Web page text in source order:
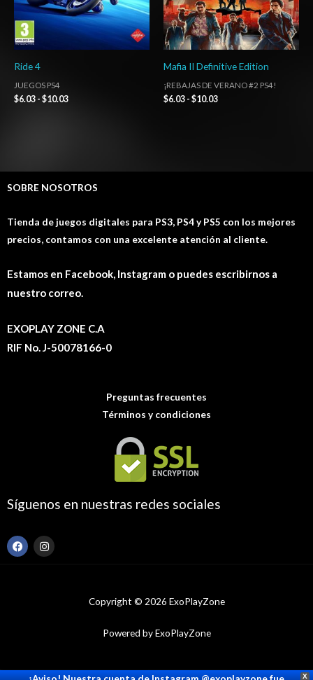
Ride 4
JUEGOS PS4
$6.03 - $10.03
Mafia II Definitive Edition
¡REBAJAS DE VERANO #2 PS4!
$6.03 - $10.03
SOBRE NOSOTROS
Tienda de juegos digitales para PS3, PS4 y PS5 con los mejores
precios, contamos con una excelente atención al cliente.
Estamos en Facebook, Instagram o puedes escribirnos a
nuestro correo.
EXOPLAY ZONE C.A
RIF No. J-50078166-0
Preguntas frecuentes
Términos y condiciones
Síguenos en nuestras redes sociales
F
a
I
n
Copyright © 2026 ExoPlayZone
Powered by ExoPlayZone
X